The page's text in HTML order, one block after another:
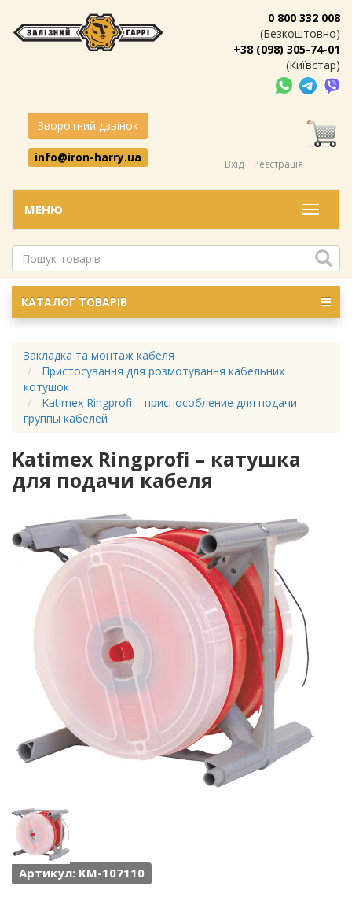
0 800 332 008
(Безкоштовно)
+38 (098) 305-74-01
(Київстар)
Зворотний дзвінок
info@iron-harry.ua
Вхід Реєстрація
Меню
МЕНЮ
КАТАЛОГ ТОВАРІВ
Закладка та монтаж кабеля
Пристосування для розмотування кабельних
котушок
Katimex Ringprofi – приспособление для подачи
группы кабелей
Katimex Ringprofi – катушка
для подачи кабеля
Артикул: KM-107110